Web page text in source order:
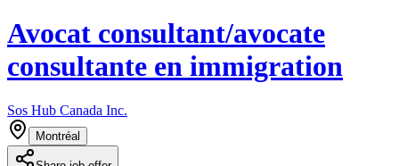
Avocat consultant/avocate
consultante en immigration
Sos Hub Canada Inc.
Montréal